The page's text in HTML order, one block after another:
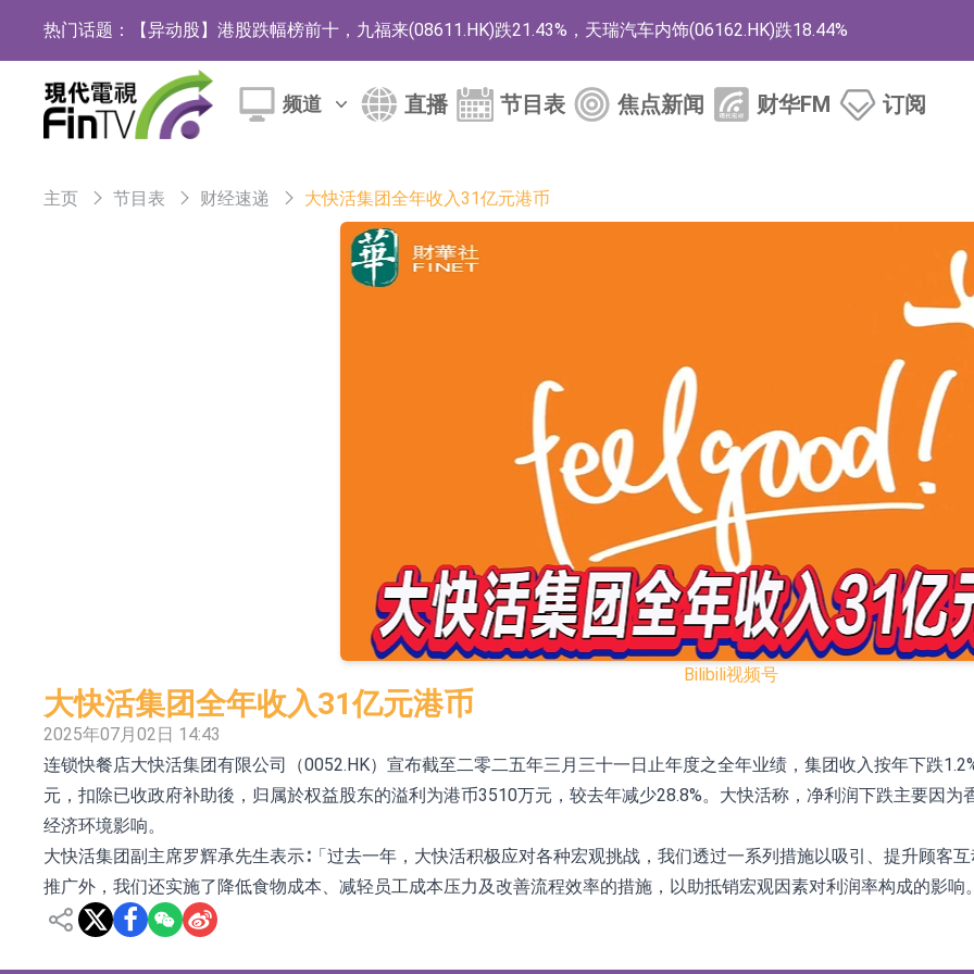
热门话题： 【异动股】港股跌幅榜前十，九福来(08611.HK)跌21.43%，天瑞汽车内饰(06162.HK)跌18.44%
【异动股】港股涨幅榜前十，佳明集团控股(01271.HK)涨+78.22%，拿森科技(02261.HK)涨+64.11%
斯迪克：公司为国内折叠屏核心功能材料供应商
聚辰股份：公司VPD芯片已顺利通过目标客户的测试认证
上期所：7月份对11个实际控制关系账户组采取限制开仓的监管措施
特发服务：成功中标哔哩哔哩上海滨江总部物业服务项目
理工雷科面向边缘AI场景推出"山海"系列智算模组 系列产品基于国产CPU与GPU构建
【异动股】医疗研发外包板块拉升，博腾股份(300363.CN)涨20.02%
依米康：海外交付以东南亚、中东市场为主 并已取得欧美相关认证
上交所：财通多策略福鑫定期开放灵活配置混合型发起式证券投资基金临时停牌
上交所：景顺长城全球半导体芯片产业股票型证券投资基金临时停牌
【异动股】港股跌幅榜前十，卡森国际(00496.HK)跌22.40%，九福来(08611.HK)跌21.01%
【异动股】港股涨幅榜前十，拿森科技(02261.HK)涨+75.05%，辰兴发展(02286.HK)涨+64.91%
神火股份：新疆神火铝水转化率已100%
【异动股】焦炭Ⅲ板块下挫，陕西黑猫(601015.CN)跌8.38%
浙江证监局对财通证券股份有限公司采取出具警示函措施
山金国际：港股上市工作正常推进中
频道 直播 节目表 焦点新闻 财华FM 订阅
主页 节目表 财经速递 大快活集团全年收入31亿元港币
Bilibili视频号
大快活集团全年收入31亿元港币
2025年07月02日 14:43
连锁快餐店大快活集团有限公司（0052.HK）宣布截至二零二五年三月三十一日止年度之全年业绩，集团收入按年下跌
元，扣除已收政府补助後，归属於权益股东的溢利为港币3510万元，较去年减少28.8%。大快活称，净利润下跌主要因
经济环境影响。
大快活集团副主席罗辉承先生表示∶「过去一年，大快活积极应对各种宏观挑战，我们透过一系列措施以吸引、提升顾客
推广外，我们还实施了降低食物成本、减轻员工成本压力及改善流程效率的措施，以助抵销宏观因素对利润率构成的影响